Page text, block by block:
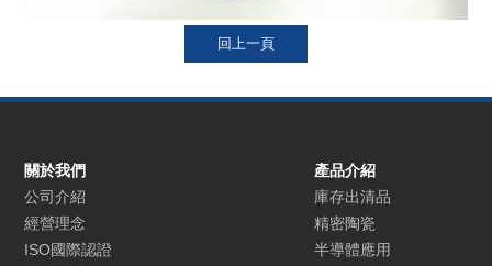
關於我們
公司介紹
經營理念
ISO國際認證
產品介紹
庫存出清品
精密陶瓷
半導體應用